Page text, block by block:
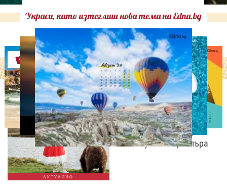
Украси, като изтеглиш нова тема на Edna.bg
Оферти
АКТУАЛНО
ЛЮБОПИТНО
Българският филм "Баба
и Меца" със световна
премиера в Сараево
2026. Пуснаха трейлъра